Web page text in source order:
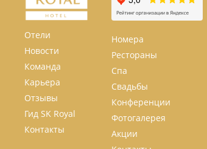
Отели
Новости
Команда
Карьера
Отзывы
Гид SK Royal
Контакты
Номера
Рестораны
Спа
Свадьбы
Конференции
Фотогалерея
Акции